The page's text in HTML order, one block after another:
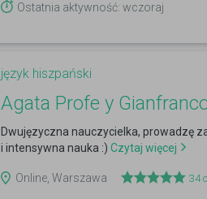
Ostatnia aktywność: wczoraj
język hiszpański
Agata Profe y
Dwujęzyczna nauczycielka, prowadzę
i intensywna nauka :) Czytaj więcej
Online, Warszawa 34